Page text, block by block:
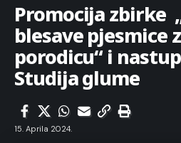
Promocija zbirke
blesave pjesmice
porodicu“ i
Studija glume
15. Aprila 2024.